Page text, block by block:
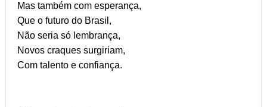
Mas também com esperança,
Que o futuro do Brasil,
Não seria só lembrança,
Novos craques surgiriam,
Com talento e confiança.